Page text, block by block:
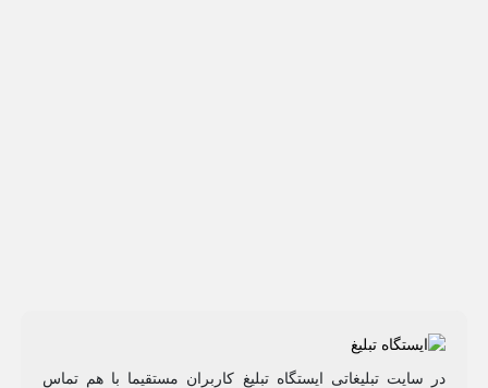
در سایت تبلیغاتی ایستگاه تبلیغ کاربران مستقیما با هم تماس